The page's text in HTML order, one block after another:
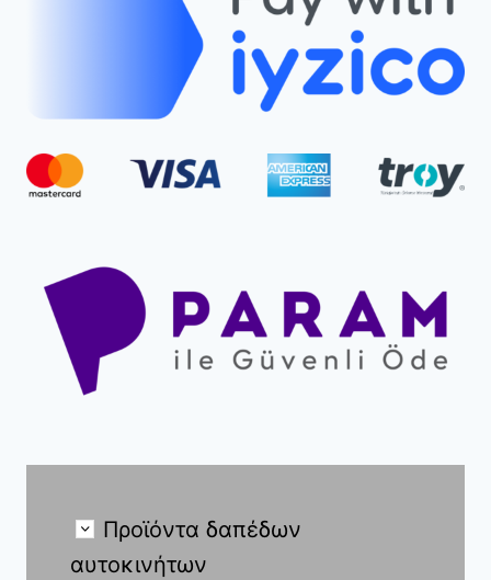
Προϊόντα δαπέδων
αυτοκινήτων